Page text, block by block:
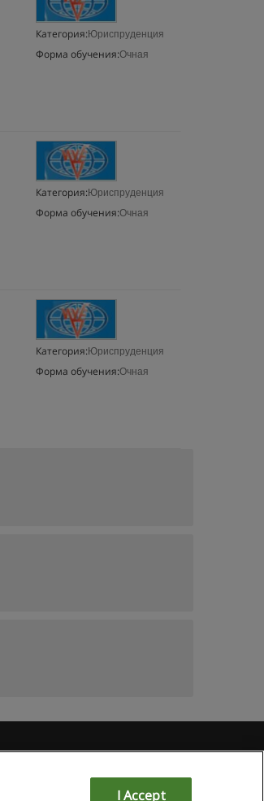
Категория: Юриспруденция
Форма обучения:Очная
Категория: Юриспруденция
Форма обучения:Очная
Категория: Юриспруденция
Форма обучения:Очная
I Accept